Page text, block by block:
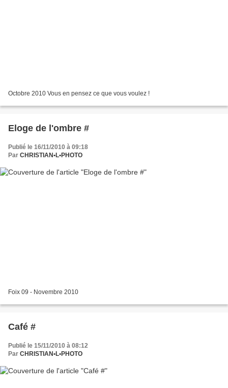
Octobre 2010 Vous en pensez ce que vous voulez !
Eloge de l'ombre #
Publié le 16/11/2010 à 09:18
Par CHRISTIAN•L•PHOTO
Foix 09 - Novembre 2010
Café #
Publié le 15/11/2010 à 08:12
Par CHRISTIAN•L•PHOTO